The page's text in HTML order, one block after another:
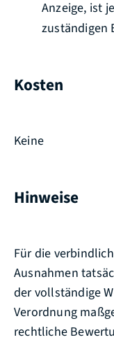
Anzeige, ist
zuständigen
Kosten
Keine
Hinweise
Für die
Ausnahmen
der vollständige
Verordnung
rechtliche